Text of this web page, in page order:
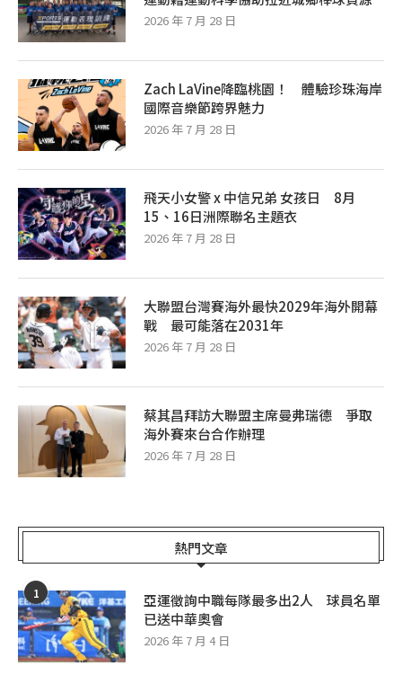
2026 年 7 月 28 日
Zach LaVine降臨桃園！ 體驗珍珠海岸
國際音樂節跨界魅力
2026 年 7 月 28 日
飛天小女警 x 中信兄弟 女孩日 8月
15、16日洲際聯名主題衣
2026 年 7 月 28 日
大聯盟台灣賽海外最快2029年海外開幕
戰 最可能落在2031年
2026 年 7 月 28 日
蔡其昌拜訪大聯盟主席曼弗瑞德 爭取
海外賽來台合作辦理
2026 年 7 月 28 日
熱門文章
1
亞運徵詢中職每隊最多出2人 球員名單
已送中華奧會
2026 年 7 月 4 日